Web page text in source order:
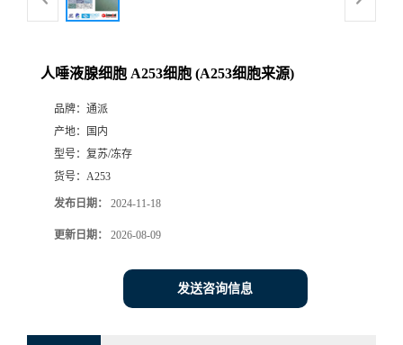
人唾液腺细胞 A253细胞 (A253细胞来源)
品牌： 通派
产地：
国内
型号： 复苏/冻存
货号： A253
发布日期： 2024-11-18
更新日期： 2026-08-09
发送咨询信息